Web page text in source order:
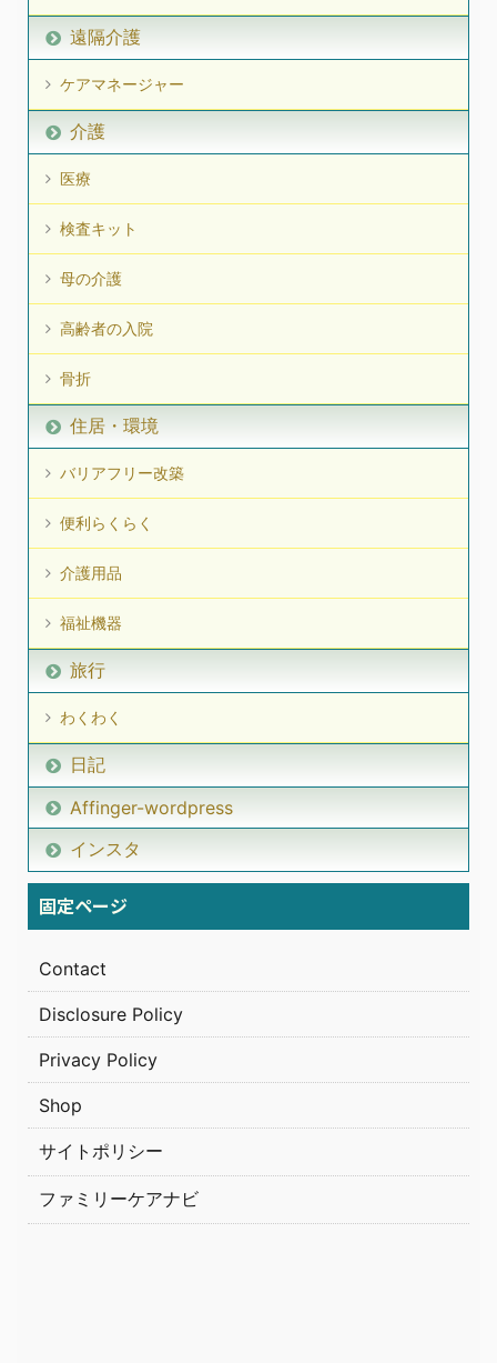
遠隔介護
ケアマネージャー
介護
医療
検査キット
母の介護
高齢者の入院
骨折
住居・環境
バリアフリー改築
便利らくらく
介護用品
福祉機器
旅行
わくわく
日記
Affinger-wordpress
インスタ
固定ページ
Contact
Disclosure Policy
Privacy Policy
Shop
サイトポリシー
ファミリーケアナビ